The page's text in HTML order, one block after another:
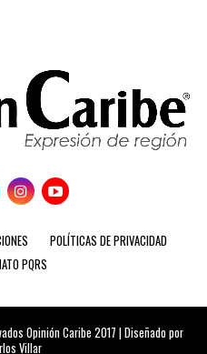
POLÍTICAS DE PRIVACIDAD
PQRS
Opinión Caribe 2017 | Diseñado por
Villar